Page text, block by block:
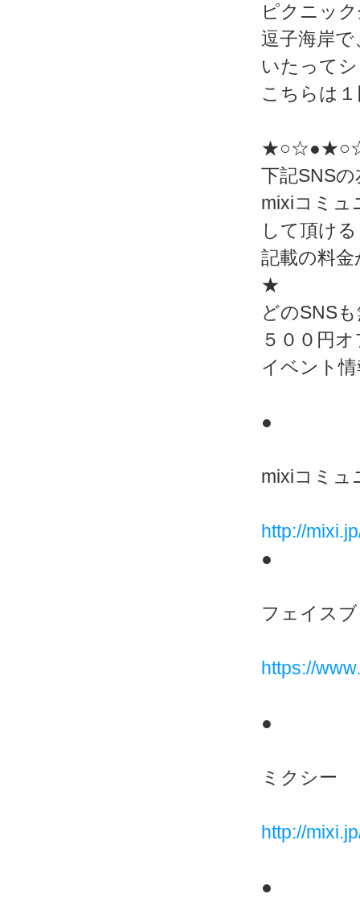
ピクニッ
逗子海岸
いたって
こちらは
下記SNS
mixiコミュ
して頂け
記載の料
★
どのSNS
５００円
イベント
●
mixiコミュ
http://
●
フェイス
https://
●
ミクシー
http://
●